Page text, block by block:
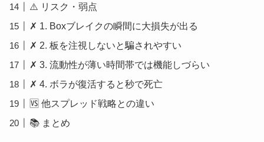
⚠️ リスク・弱点
✗ 1. Boxブレイクの瞬間に大損失が出る
✗ 2. 板を注視しないと騙されやすい
✗ 3. 流動性が薄い時間帯では機能しづらい
✗ 4. ボラが復活すると秒で死亡
🆚 他スプレッド戦略との違い
📚 まとめ